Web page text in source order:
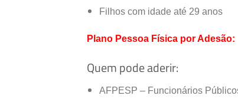
Filhos com idade até 29 anos
Plano Pessoa Física por Adesão:
Quem pode aderir:
AFPESP – Funcionários